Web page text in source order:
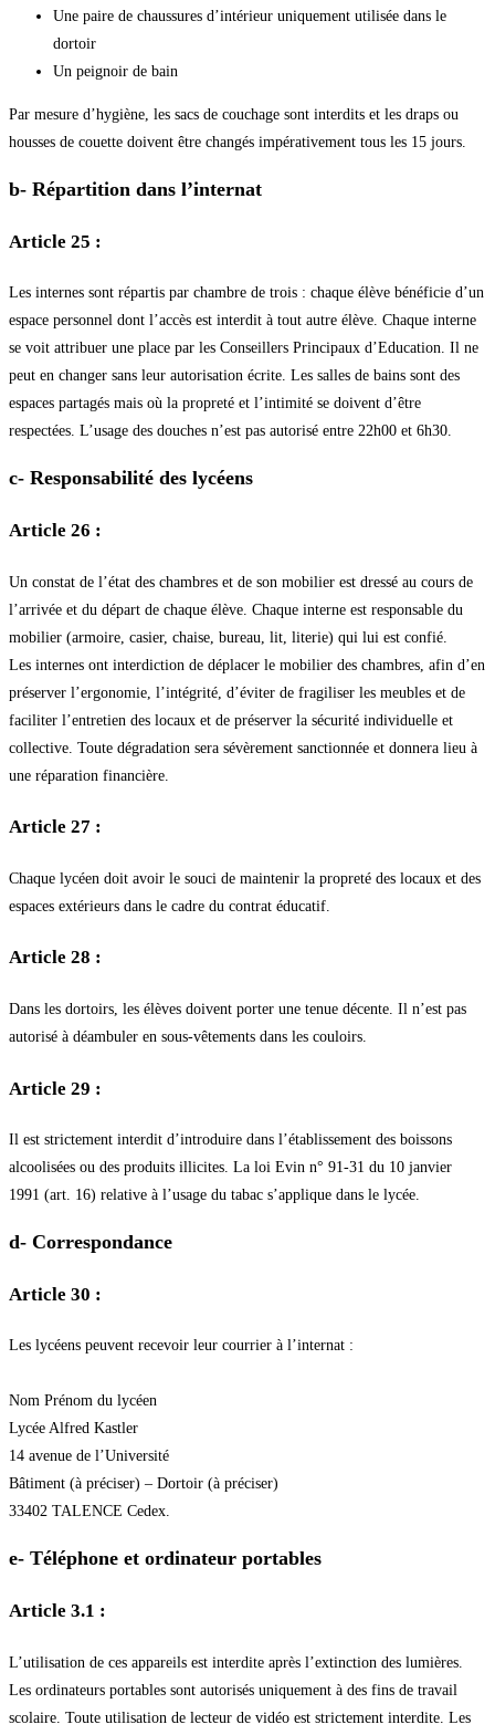
Une paire de chaussures d’intérieur uniquement utilisée dans le
dortoir
Un peignoir de bain
Par mesure d’hygiène, les sacs de couchage sont interdits et les draps ou
housses de couette doivent être changés impérativement tous les 15 jours.
b- Répartition dans l’internat
Article 25 :
Les internes sont répartis par chambre de trois : chaque élève bénéficie d’un
espace personnel dont l’accès est interdit à tout autre élève. Chaque interne
se voit attribuer une place par les Conseillers Principaux d’Education. Il ne
peut en changer sans leur autorisation écrite. Les salles de bains sont des
espaces partagés mais où la propreté et l’intimité se doivent d’être
respectées. L’usage des douches n’est pas autorisé entre 22h00 et 6h30.
c- Responsabilité des lycéens
Article 26 :
Un constat de l’état des chambres et de son mobilier est dressé au cours de
l’arrivée et du départ de chaque élève. Chaque interne est responsable du
mobilier (armoire, casier, chaise, bureau, lit, literie) qui lui est confié.
Les internes ont interdiction de déplacer le mobilier des chambres, afin d’en
préserver l’ergonomie, l’intégrité, d’éviter de fragiliser les meubles et de
faciliter l’entretien des locaux et de préserver la sécurité individuelle et
collective. Toute dégradation sera sévèrement sanctionnée et donnera lieu à
une réparation financière.
Article 27 :
Chaque lycéen doit avoir le souci de maintenir la propreté des locaux et des
espaces extérieurs dans le cadre du contrat éducatif.
Article 28 :
Dans les dortoirs, les élèves doivent porter une tenue décente. Il n’est pas
autorisé à déambuler en sous-vêtements dans les couloirs.
Article 29 :
Il est strictement interdit d’introduire dans l’établissement des boissons
alcoolisées ou des produits illicites. La loi Evin n° 91-31 du 10 janvier
1991 (art. 16) relative à l’usage du tabac s’applique dans le lycée.
d- Correspondance
Article 30 :
Les lycéens peuvent recevoir leur courrier à l’internat :
Nom Prénom du lycéen
Lycée Alfred Kastler
14 avenue de l’Université
Bâtiment (à préciser) – Dortoir (à préciser)
33402 TALENCE Cedex.
e- Téléphone et ordinateur portables
Article 3.1 :
L’utilisation de ces appareils est interdite après l’extinction des lumières.
Les ordinateurs portables sont autorisés uniquement à des fins de travail
scolaire. Toute utilisation de lecteur de vidéo est strictement interdite. Les